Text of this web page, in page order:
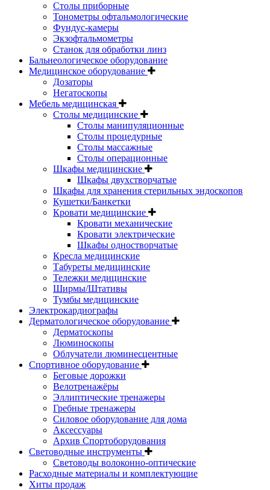
Столы приборные
Тонометры офтальмологические
Фундус-камеры
Экзофтальмометры
Станок для обработки линз
Бальнеологическое оборудование
Медицинское оборудование
Дозаторы
Негатоскопы
Мебель медицинская
Столы медицинские
Столы манипуляционные
Столы процедурные
Столы массажные
Столы операционные
Шкафы медицинские
Шкафы двухстворчатые
Шкафы для хранения стерильных эндоскопов
Кушетки/Банкетки
Кровати медицинские
Кровати механические
Кровати электрические
Шкафы одностворчатые
Кресла медицинские
Табуреты медицинские
Тележки медицинские
Ширмы/Штативы
Тумбы медицинские
Электрокардиографы
Дерматологическое оборудование
Дерматоскопы
Люминоскопы
Облучатели люминесцентные
Спортивное оборудование
Беговые дорожки
Велотренажёры
Эллиптические тренажеры
Гребные тренажеры
Силовое оборудование для дома
Аксессуары
Архив Спортоборудования
Световодные инструменты
Световоды волоконно-оптические
Расходные материалы и комплектующие
Хиты продаж